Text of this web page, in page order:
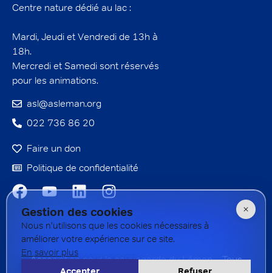
Centre nature dédié au lac :
Mardi, Jeudi et Vendredi de 13h à
18h.
Mercredi et Samedi sont réservés
pour les animations.
asl@asleman.org
022 736 86 20
Faire un don
Politique de confidentialité
Association pour la sauvegarde du Léman – Tous
Gestion des cookies
Nous n'utilisons que les cookies nécessaires à
améliorer votre expérience sur ce site.
En savoir plus